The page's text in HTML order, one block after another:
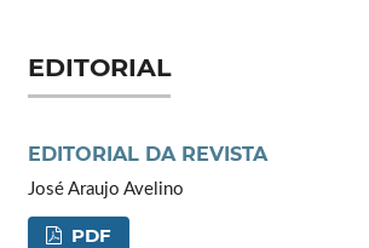
EDITORIAL
EDITORIAL DA REVISTA
José Araujo Avelino
PDF